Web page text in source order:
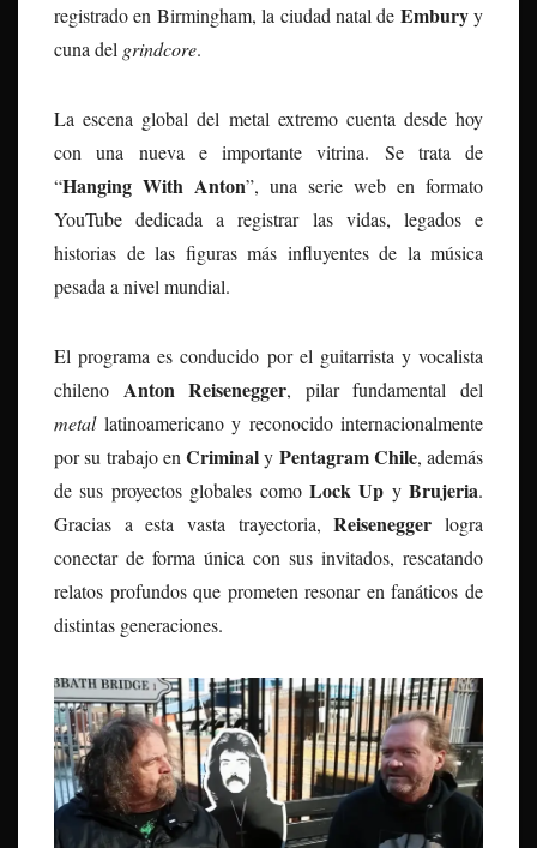
registrado en Birmingham, la ciudad natal de Emburyy
cuna del grindcore.
La escena global del metal extremo cuenta desde hoy
con una nueva e importante vitrina. Se trata de
“Hanging With Anton”, una serie web en formato
YouTube dedicada a registrar las vidas, legados e
historias de las figuras más influyentes de la música
pesada a nivel mundial.
El programa es conducido por el guitarrista y vocalista
chileno Anton Reisenegger, pilar fundamental del
metallatinoamericano y reconocido internacionalmente
por su trabajo enCriminaly Pentagram Chile, además
de sus proyectos globales como Lock Up y Brujeria.
Gracias a esta vasta trayectoria,Reisenegger logra
conectar de forma única con sus invitados, rescatando
relatos profundos que prometen resonar en fanáticos de
distintas generaciones.